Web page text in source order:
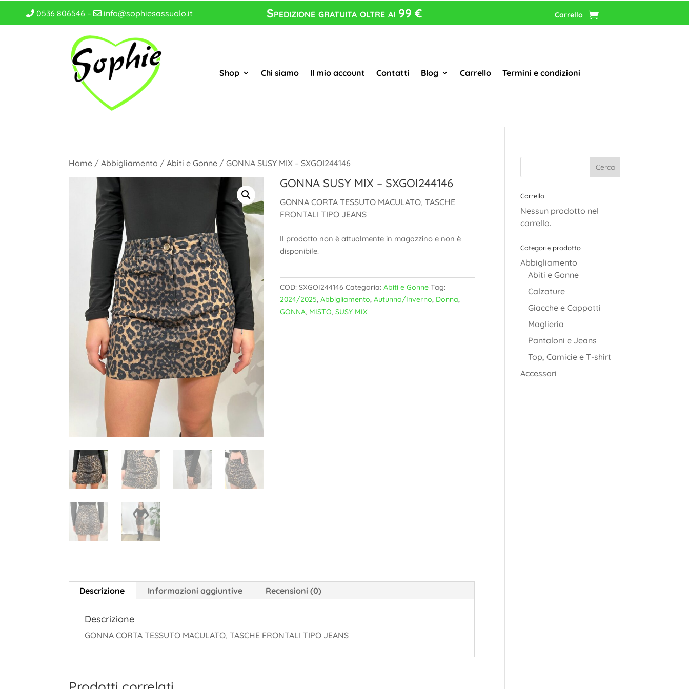
0536 806546 – info@sophiesassuolo.it Spedizione gratuita oltre ai 99 € Carrello
Shop Chi siamo Il mio account Contatti Blog Carrello Termini e condizioni
Home /Abbigliamento /Abiti e Gonne / GONNA SUSY MIX – SXGOI244146
GONNA SUSY MIX – SXGOI244146
GONNA CORTA TESSUTO MACULATO, TASCHE
FRONTALI TIPO JEANS
Il prodotto non è attualmente in magazzino e non è
disponibile.
COD:SXGOI244146 Categoria:Abiti e Gonne Tag:
2024/2025,Abbigliamento,Autunno/Inverno, Donna,
GONNA, MISTO,SUSY MIX
Descrizione Informazioni aggiuntive Recensioni (0)
Descrizione
GONNA CORTA TESSUTO MACULATO, TASCHE FRONTALI TIPO JEANS
Carrello
Nessun prodotto nel
carrello.
Categorie prodotto
Abbigliamento
Abiti e Gonne
Calzature
Giacche e Cappotti
Maglieria
Pantaloni e Jeans
Top, Camicie e T-shirt
Accessori